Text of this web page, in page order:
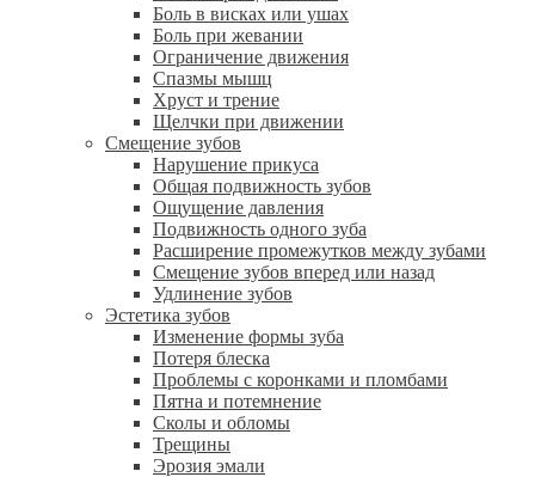
Боль в висках или ушах
Боль при жевании
Ограничение движения
Спазмы мышц
Хруст и трение
Щелчки при движении
Смещение зубов
Нарушение прикуса
Общая подвижность зубов
Ощущение давления
Подвижность одного зуба
Расширение промежутков между зубами
Смещение зубов вперед или назад
Удлинение зубов
Эстетика зубов
Изменение формы зуба
Потеря блеска
Проблемы с коронками и пломбами
Пятна и потемнение
Сколы и обломы
Трещины
Эрозия эмали